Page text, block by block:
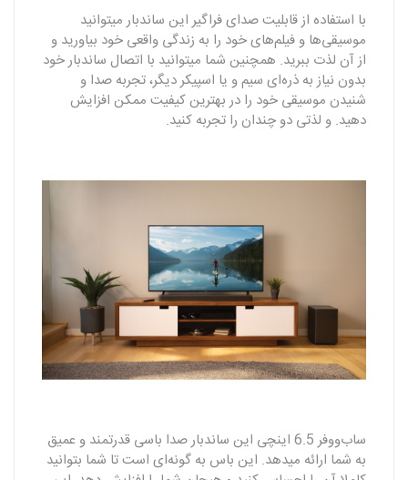
با استفاده از قابلیت صدای فراگیر این ساندبار میتوانید
موسیقی‌ها و فیلم‌های خود را به زندگی واقعی خود بیاورید و
از آن لذت ببرید. همچنین شما میتوانید با اتصال ساندبار خود
بدون نیاز به ذره‌ای سیم و یا اسپیکر دیگر، تجربه‌ صدا و
شنیدن موسیقی خود را در بهترین کیفیت ممکن افزایش
دهید. و لذتی دو چندان را تجربه کنید.
ساب‌ووفر 6.5 اینچی این ساندبار صدا باسی قدرتمند و عمیق
به شما ارائه میدهد. این باس به گونه‌ای است تا شما بتوانید